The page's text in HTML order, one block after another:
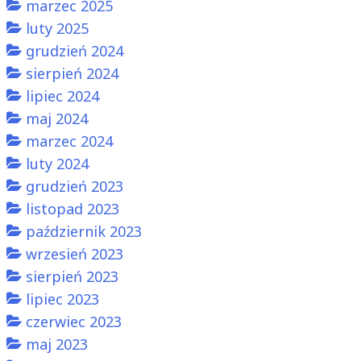
marzec 2025
luty 2025
grudzień 2024
sierpień 2024
lipiec 2024
maj 2024
marzec 2024
luty 2024
grudzień 2023
listopad 2023
październik 2023
wrzesień 2023
sierpień 2023
lipiec 2023
czerwiec 2023
maj 2023